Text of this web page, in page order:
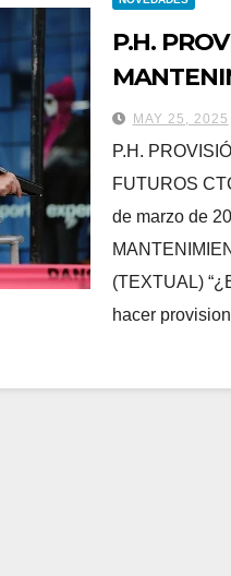
P.H.
MAY 25, 2025
P.H.
FUTUROS
de marzo de
(TEXTUAL)
hacer